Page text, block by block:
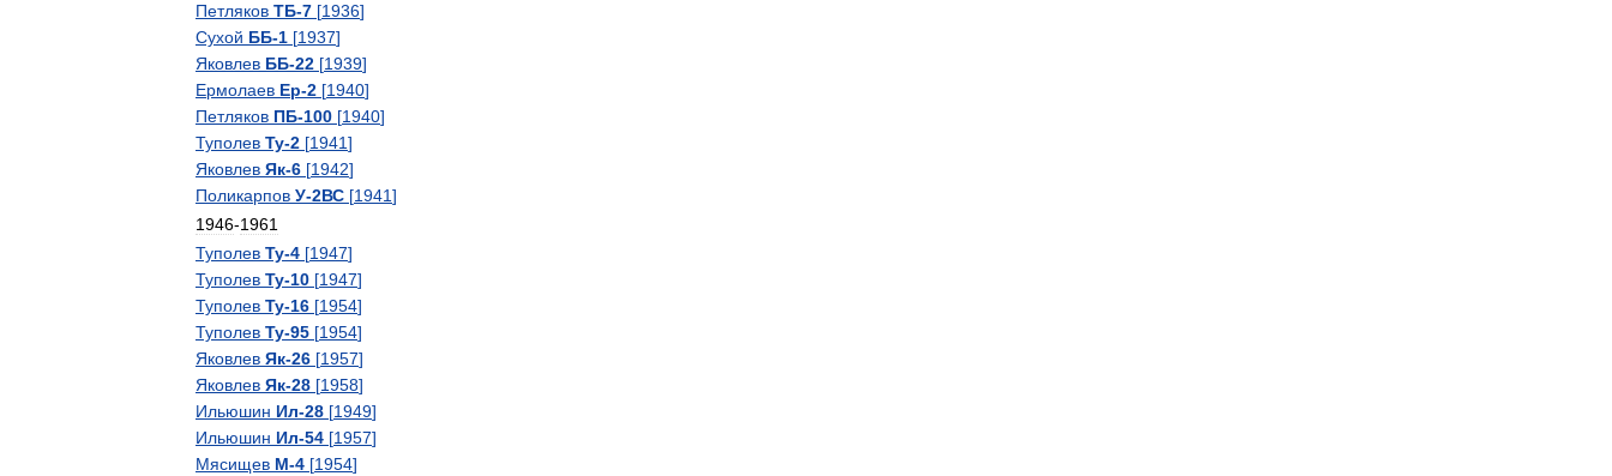
Петляков ТБ-7 [1936]
Сухой ББ-1 [1937]
Яковлев ББ-22 [1939]
Ермолаев Ер-2 [1940]
Петляков ПБ-100 [1940]
Туполев Ту-2 [1941]
Яковлев Як-6 [1942]
Поликарпов У-2ВС [1941]
1946-1961
Туполев Ту-4 [1947]
Туполев Ту-10 [1947]
Туполев Ту-16 [1954]
Туполев Ту-95 [1954]
Яковлев Як-26 [1957]
Яковлев Як-28 [1958]
Ильюшин Ил-28 [1949]
Ильюшин Ил-54 [1957]
Мясищев М-4 [1954]